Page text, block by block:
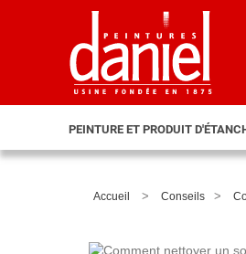
PEINTURE ET PRODUIT
Accueil > Conseils >